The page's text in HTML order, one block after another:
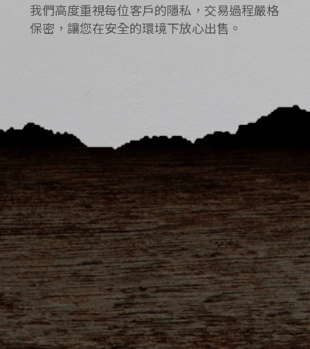
我們高度重視每位客戶的隱私，交易過程嚴格
保密，讓您在安全的環境下放心出售。